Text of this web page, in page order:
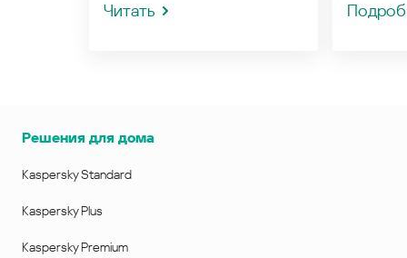
Читать
Решения для дома
Kaspersky Standard
Kaspersky Plus
Kaspersky Premium